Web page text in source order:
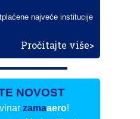
najveće institucije
Pročitajte više>
NOVOST
zamaaero!